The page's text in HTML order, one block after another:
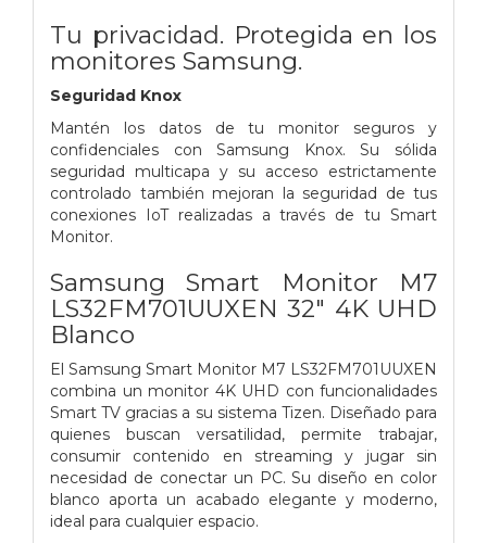
Tu privacidad. Protegida en los
monitores Samsung.
Seguridad Knox
Mantén los datos de tu monitor seguros y
confidenciales con Samsung Knox. Su sólida
seguridad multicapa y su acceso estrictamente
controlado también mejoran la seguridad de tus
conexiones IoT realizadas a través de tu Smart
Monitor.
Samsung Smart Monitor M7
LS32FM701UUXEN 32" 4K UHD
Blanco
El Samsung Smart Monitor M7 LS32FM701UUXEN
combina un monitor 4K UHD con funcionalidades
Smart TV gracias a su sistema Tizen. Diseñado para
quienes buscan versatilidad, permite trabajar,
consumir contenido en streaming y jugar sin
necesidad de conectar un PC. Su diseño en color
blanco aporta un acabado elegante y moderno,
ideal para cualquier espacio.